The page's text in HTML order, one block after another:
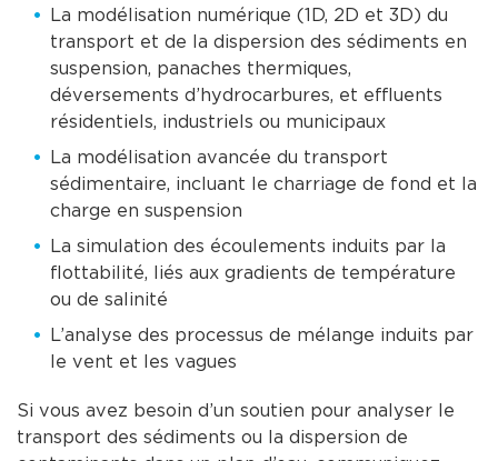
La modélisation numérique (1D, 2D et 3D) du
transport et de la dispersion des sédiments en
suspension, panaches thermiques,
déversements d’hydrocarbures, et effluents
résidentiels, industriels ou municipaux
La modélisation avancée du transport
sédimentaire, incluant le charriage de fond et la
charge en suspension
La simulation des écoulements induits par la
flottabilité, liés aux gradients de température
ou de salinité
L’analyse des processus de mélange induits par
le vent et les vagues
Si vous avez besoin d’un soutien pour analyser le
transport des sédiments ou la dispersion de